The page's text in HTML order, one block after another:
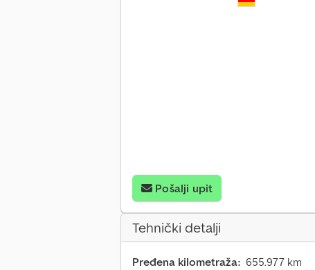
Pošalji upit
Tehnički detalji
Pređena kilometraža: 655.977 km